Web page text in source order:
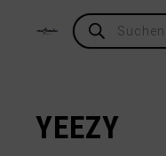
Products
search
YEEZY